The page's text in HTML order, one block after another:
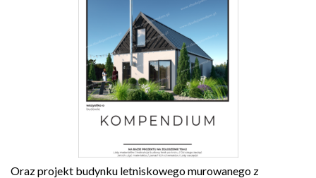
Oraz projekt budynku letniskowego murowanego z